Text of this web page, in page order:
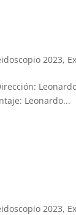
2023,
Leonardo...
2023,